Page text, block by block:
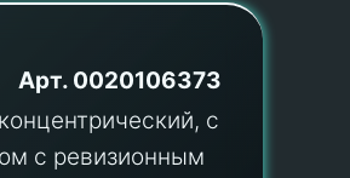
Арт. 0020106373